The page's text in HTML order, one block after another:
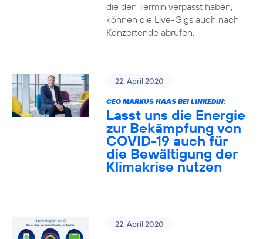
die den Termin verpasst haben,
können die Live-Gigs auch nach
Konzertende abrufen.
22. April 2020
CEO MARKUS HAAS BEI LINKEDIN:
Lasst uns die Energie
zur Bekämpfung von
COVID-19 auch für
die Bewältigung der
Klimakrise nutzen
22. April 2020